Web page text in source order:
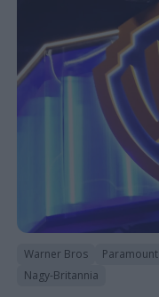
Warner Bros Paramount
Nagy-Britannia